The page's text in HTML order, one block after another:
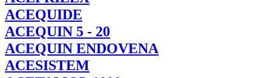
ACEQUIDE
ACEQUIN 5 - 20
ACEQUIN ENDOVENA
ACESISTEM